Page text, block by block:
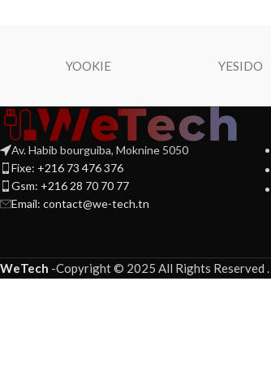
YOOKIE YESIDO
Av. Habib bourguiba, Moknine 5050
Fixe: +216 73 476 376
Gsm: +216 28 70 70 77
Email: contact@we-tech.tn
WeTech -Copyright © 2025 All Rights Reserved